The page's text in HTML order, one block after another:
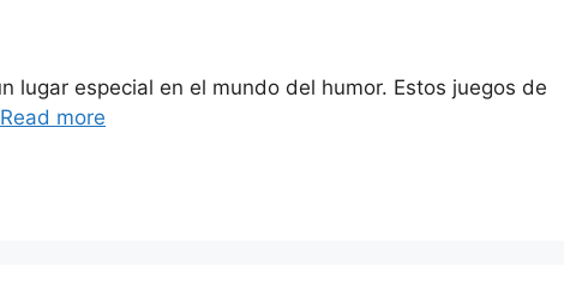
lugar especial en el mundo del humor. Estos juegos de
Read more